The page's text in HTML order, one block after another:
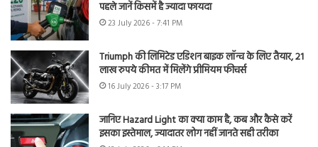
पहले जानें किसमें है ज्यादा फायदा
23 July 2026 - 7:41 PM
Triumph की लिमिटेड एडिशन बाइक लॉन्च के लिए तैयार, 21
लाख रुपये कीमत में मिलेंगे प्रीमियम फीचर्स
16 July 2026 - 3:17 PM
जानिए Hazard Light का क्या काम है, कब और कैसे करें
इसका इस्तेमाल, ज्यादातर लोग नहीं जानते सही तरीका